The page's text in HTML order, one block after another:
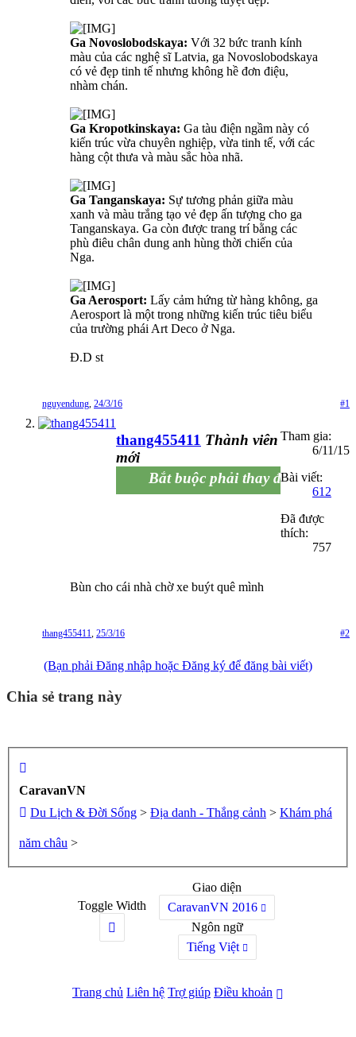
Ga Novoslobodskaya: Với 32 bức tranh kính
màu của các nghệ sĩ Latvia, ga Novoslobodskaya
có vẻ đẹp tinh tế nhưng không hề đơn điệu,
nhàm chán.
Ga Kropotkinskaya: Ga tàu điện ngầm này có
kiến trúc vừa chuyên nghiệp, vừa tinh tế, với các
hàng cột thưa và màu sắc hòa nhã.
Ga Tanganskaya: Sự tương phản giữa màu
xanh và màu trắng tạo vẻ đẹp ấn tượng cho ga
Tanganskaya. Ga còn được trang trí bằng các
phù điêu chân dung anh hùng thời chiến của
Nga.
Ga Aerosport: Lấy cảm hứng từ hàng không, ga
Aerosport là một trong những kiến trúc tiêu biểu
của trường phái Art Deco ở Nga.
Đ.D st
#1
nguyendung 24/3/16
thang455411 Thành viên
mới
Bắt buộc phải thay đổi để
Tham gia:
6/11/15
Bài viết:
612
Đã được
thích:
757
Bùn cho cái nhà chờ xe buýt quê mình
#2
thang455411 25/3/16
(Bạn phải Đăng nhập hoặc Đăng ký để đăng bài viết)
Chia sẻ trang này
CaravanVN
Du Lịch & Đời Sống > Địa danh - Thắng cảnh > Khám phá
năm châu >
Toggle Width
Giao diện
CaravanVN 2016
Ngôn ngữ
Tiếng Việt
Trang chủ Liên hệ Trợ giúp Điều khoản